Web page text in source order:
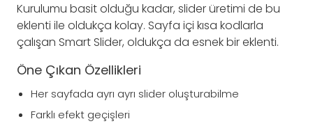
Kurulumu basit olduğu kadar, slider üretimi de bu
eklenti ile oldukça kolay. Sayfa içi kısa kodlarla
çalışan Smart Slider, oldukça da esnek bir eklenti.
Öne Çıkan Özellikleri
Her sayfada ayrı ayrı slider oluşturabilme
Farklı efekt geçişleri